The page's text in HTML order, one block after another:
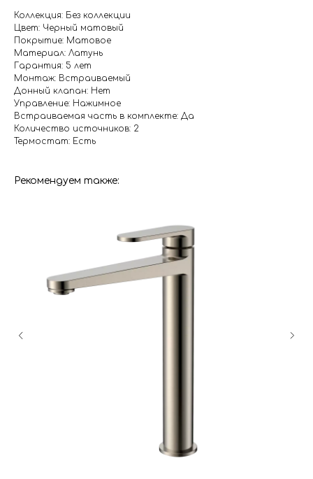
Коллекция: Без коллекции
Цвет: Черный матовый
Покрытие: Матовое
Материал: Латунь
Гарантия: 5 лет
Монтаж: Встраиваемый
Донный клапан: Нет
Управление: Нажимное
Встраиваемая часть в комплекте: Да
Количество источников: 2
Термостат: Есть
Рекомендуем также:
Дизайнерам
Доставка и оплата